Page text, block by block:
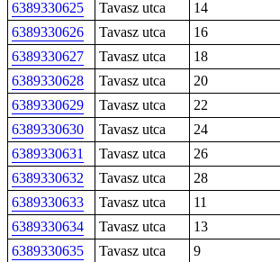
6389330625
Tavasz utca 14
6389330626
Tavasz utca 16
6389330627
Tavasz utca 18
6389330628
Tavasz utca 20
6389330629
Tavasz utca 22
6389330630
Tavasz utca 24
6389330631
Tavasz utca 26
6389330632
Tavasz utca 28
6389330633
Tavasz utca 11
6389330634
Tavasz utca 13
6389330635
Tavasz utca 9